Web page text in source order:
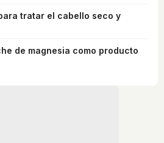
tratar el cabello seco y
de magnesia como producto